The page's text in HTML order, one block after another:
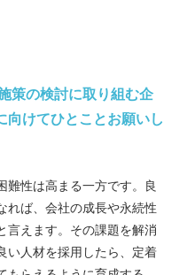
策の検討に取り組む企
向けてひとことお願いし
難性は高まる一方です。良
れば、会社の成長や永続性
言えます。その課題を解消
い人材を採用したら、定着